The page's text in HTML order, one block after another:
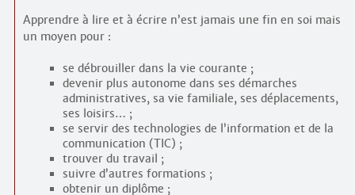
Apprendre à lire et à écrire n’est jamais une fin en soi mais
un moyen pour :
se débrouiller dans la vie courante ;
devenir plus autonome dans ses démarches
administratives, sa vie familiale, ses déplacements,
ses loisirs… ;
se servir des technologies de l’information et de la
communication (TIC) ;
trouver du travail ;
suivre d’autres formations ;
obtenir un diplôme ;